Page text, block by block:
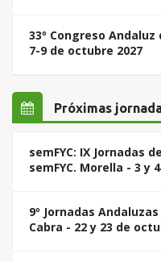
33º Congreso Andaluz
7-9 de octubre 2027
Próximas
semFYC: IX Jornadas
semFYC. Morella - 3 y
9º Jornadas
Cabra - 22 y 23 de